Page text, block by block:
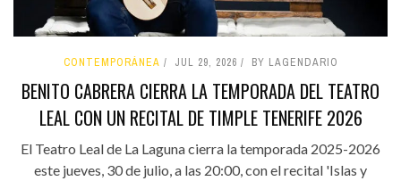
CONTEMPORÁNEA JUL 29, 2026 BY LAGENDARIO
BENITO CABRERA CIERRA LA TEMPORADA DEL TEATRO
LEAL CON UN RECITAL DE TIMPLE TENERIFE 2026
El Teatro Leal de La Laguna cierra la temporada 2025-2026
este jueves, 30 de julio, a las 20:00, con el recital 'Islas y